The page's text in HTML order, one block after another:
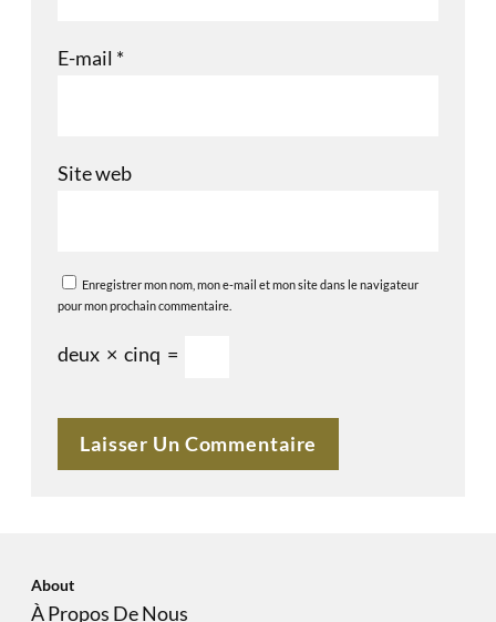
E-mail *
Site web
Enregistrer mon nom, mon e-mail et mon site dans le navigateur
pour mon prochain commentaire.
deux × cinq =
About
À Propos De Nous